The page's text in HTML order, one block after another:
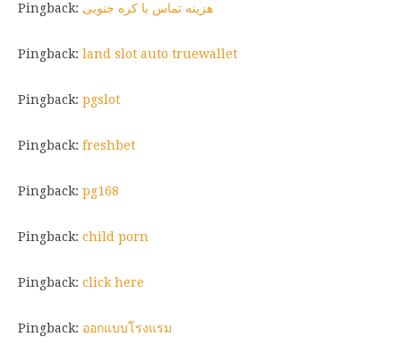
Pingback: هزینه تماس با کره جنوبی
Pingback: land slot auto truewallet
Pingback: pgslot
Pingback: freshbet
Pingback: pg168
Pingback: child porn
Pingback: click here
Pingback: ออกแบบโรงแรม